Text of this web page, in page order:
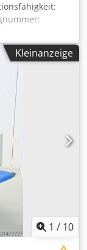
2.121
-
mm Freihub:
mit
585 Ah
Kleinanzeige
1 / 10